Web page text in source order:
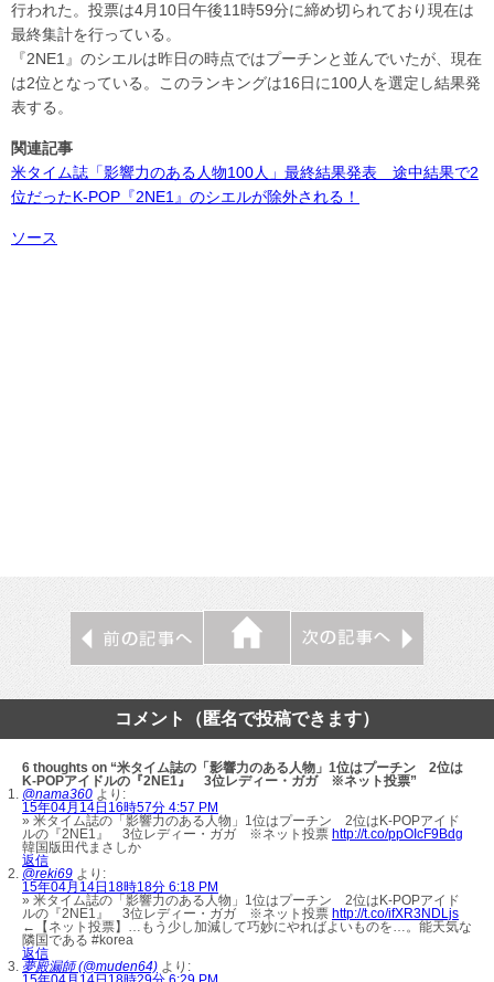
行われた。投票は4月10日午後11時59分に締め切られており現在は
最終集計を行っている。
『2NE1』のシエルは昨日の時点ではプーチンと並んでいたが、現在
は2位となっている。このランキングは16日に100人を選定し結果発
表する。
関連記事
米タイム誌「影響力のある人物100人」最終結果発表 途中結果で2
位だったK-POP『2NE1』のシエルが除外される！
ソース
コメント（匿名で投稿できます）
6 thoughts on “米タイム誌の「影響力のある人物」1位はプーチン 2位は
K-POPアイドルの『2NE1』 3位レディー・ガガ ※ネット投票”
@nama360 より:
15年04月14日16時57分 4:57 PM
» 米タイム誌の「影響力のある人物」1位はプーチン 2位はK-POPアイド
ルの『2NE1』 3位レディー・ガガ ※ネット投票 http://t.co/ppOIcF9Bdg
韓国版田代まさしか
返信
@reki69 より:
15年04月14日18時18分 6:18 PM
» 米タイム誌の「影響力のある人物」1位はプーチン 2位はK-POPアイド
ルの『2NE1』 3位レディー・ガガ ※ネット投票 http://t.co/ifXR3NDLjs
←【ネット投票】…もう少し加減して巧妙にやればよいものを…。能天気な
隣国である #korea
返信
夢殿漏師 (@muden64) より: